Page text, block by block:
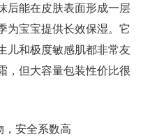
后能在皮肤表面形成一层
为宝宝提供长效保湿。它
儿和极度敏感肌都非常友
，但大容量包装性价比很
，安全系数高